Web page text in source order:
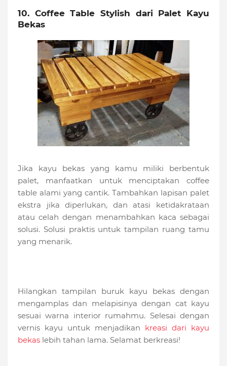
10. Coffee Table Stylish dari Palet Kayu
Bekas
Jika kayu bekas yang kamu miliki berbentuk
palet, manfaatkan untuk menciptakan coffee
table alami yang cantik. Tambahkan lapisan palet
ekstra jika diperlukan, dan atasi ketidakrataan
atau celah dengan menambahkan kaca sebagai
solusi. Solusi praktis untuk tampilan ruang tamu
yang menarik.
Hilangkan tampilan buruk kayu bekas dengan
mengamplas dan melapisinya dengan cat kayu
sesuai warna interior rumahmu. Selesai dengan
vernis kayu untuk menjadikan kreasi dari kayu
bekas lebih tahan lama. Selamat berkreasi!